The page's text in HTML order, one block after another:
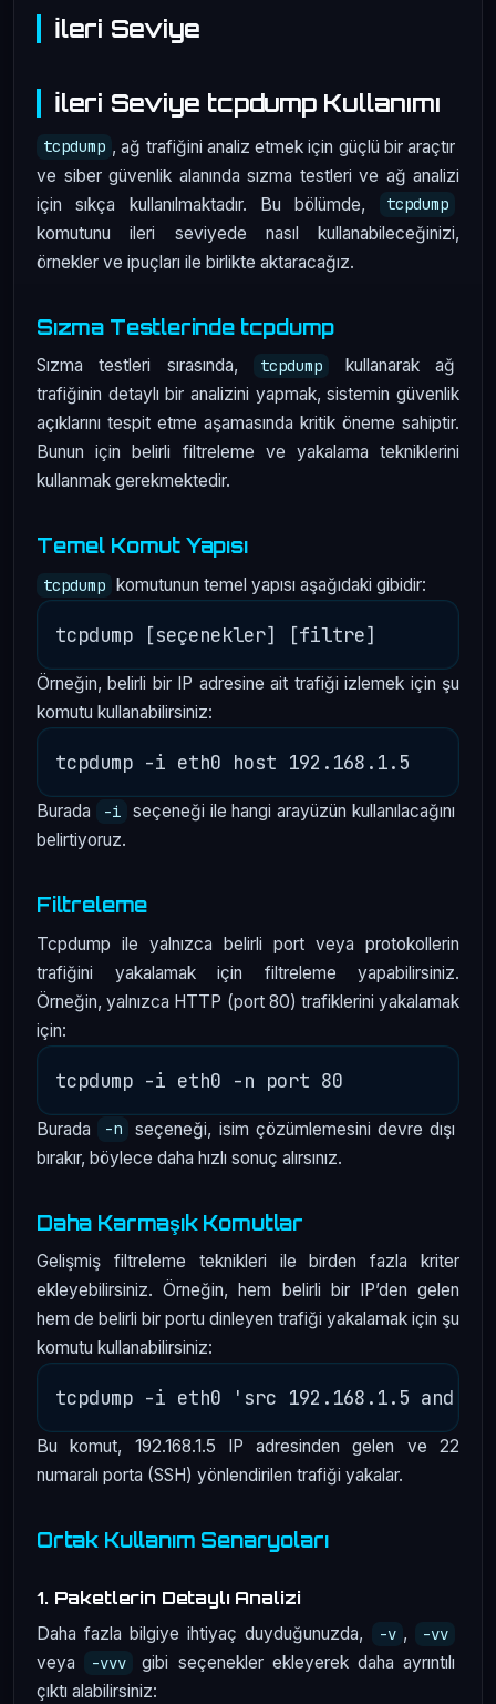
İleri Seviye
İleri Seviye tcpdump Kullanımı
tcpdump , ağ trafiğini analiz etmek için güçlü bir araçtır
ve siber güvenlik alanında sızma testleri ve ağ analizi
için sıkça kullanılmaktadır. Bu bölümde,
tcpdump
komutunu ileri seviyede nasıl kullanabileceğinizi,
örnekler ve ipuçları ile birlikte aktaracağız.
Sızma Testlerinde tcpdump
Sızma testleri sırasında, tcpdump
kullanarak ağ
trafiğinin detaylı bir analizini yapmak, sistemin güvenlik
açıklarını tespit etme aşamasında kritik öneme sahiptir.
Bunun için belirli filtreleme ve yakalama tekniklerini
kullanmak gerekmektedir.
Temel Komut Yapısı
tcpdump komutunun temel yapısı aşağıdaki gibidir:
Örneğin, belirli bir IP adresine ait trafiği izlemek için şu
komutu kullanabilirsiniz:
Burada -i
seçeneği ile hangi arayüzün kullanılacağını
belirtiyoruz.
Filtreleme
Tcpdump ile yalnızca belirli port veya protokollerin
trafiğini yakalamak için filtreleme yapabilirsiniz.
Örneğin, yalnızca HTTP (port 80) trafiklerini yakalamak
için:
Burada -n
seçeneği, isim çözümlemesini devre dışı
bırakır, böylece daha hızlı sonuç alırsınız.
Daha Karmaşık Komutlar
Gelişmiş filtreleme teknikleri ile birden fazla kriter
ekleyebilirsiniz. Örneğin, hem belirli bir IP’den gelen
hem de belirli bir portu dinleyen trafiği yakalamak için şu
komutu kullanabilirsiniz:
Bu komut, 192.168.1.5 IP adresinden gelen ve 22
numaralı porta (SSH) yönlendirilen trafiği yakalar.
Ortak Kullanım Senaryoları
1. Paketlerin Detaylı Analizi
Daha fazla bilgiye ihtiyaç duyduğunuzda, -v , -vv
veya -vvv
gibi seçenekler ekleyerek daha ayrıntılı
çıktı alabilirsiniz: